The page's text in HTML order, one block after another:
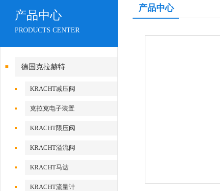
产品中心
PRODUCTS CENTER
德国克拉赫特
KRACHT减压阀
克拉克电子装置
KRACHT限压阀
KRACHT溢流阀
KRACHT马达
KRACHT流量计
产品中心